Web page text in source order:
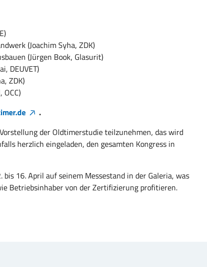
(Joachim Syha, ZDK)
(Jürgen Book, Glasurit)
DEUVET)
ZDK)
.
der Oldtimerstudie teilzunehmen, das wird
herzlich eingeladen, den gesamten Kongress in
16. April auf seinem Messestand in der Galeria, was
Betriebsinhaber von der Zertifizierung profitieren.